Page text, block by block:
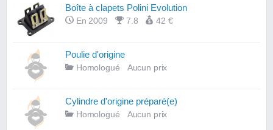
Boîte à clapets Polini Evolution
En 2009 7.8 42 €
Poulie d'origine
Homologué Aucun prix
Cylindre d'origine préparé(e)
Homologué Aucun prix